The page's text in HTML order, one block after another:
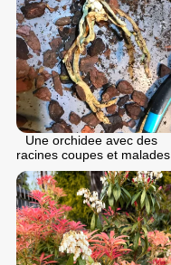
Une orchidee avec des
racines coupes et malades